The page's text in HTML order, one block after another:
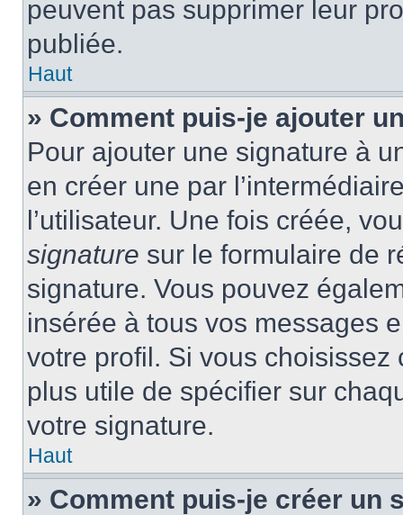
peuvent pas supprimer leur
publiée.
Haut
» Comment puis-je ajouter
Pour ajouter une signature à
en créer une par
l’utilisateur. Une fois créée,
signature sur le formulaire de
signature. Vous pouvez
insérée à tous vos messages
votre profil. Si vous
plus utile de spécifier sur
votre signature.
Haut
» Comment puis-je créer un